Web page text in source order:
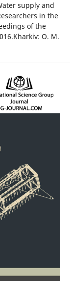
supply and
in the
of the
O. M.